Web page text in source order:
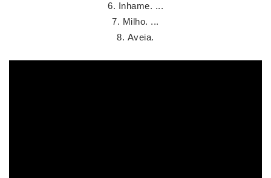
Inhame. ...
Milho. ...
Aveia.